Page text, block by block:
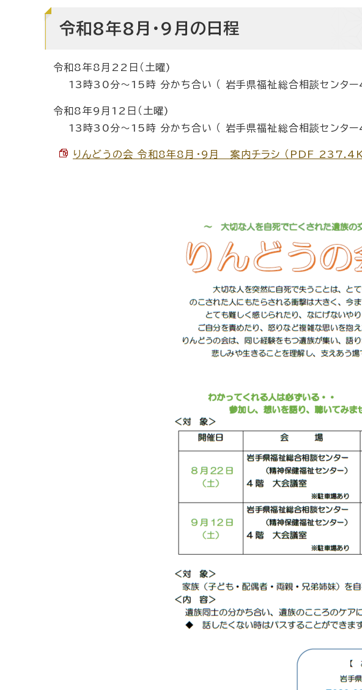
令和8年8月・9月の日程
令和8年8月22日（土曜)
13時30分～15時 分かち合い （ 岩手県福祉総合相談センター
令和8年9月12日（土曜)
13時30分～15時 分かち合い （ 岩手県福祉総合相談センター
りんどうの会 令和8年8月・9月 案内チラシ （PDF